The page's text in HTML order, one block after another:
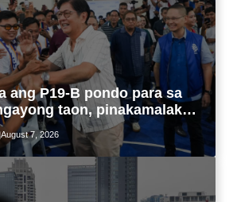
ang P19-B pondo para sa
taon, pinakamalaki
ng TESDA
August 7, 2026